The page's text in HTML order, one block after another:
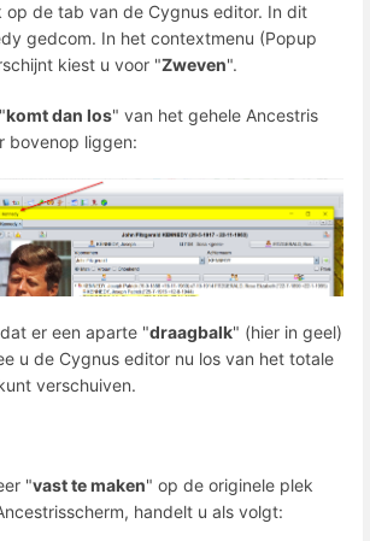
op de tab van de Cygnus editor. In dit
gedcom. In het contextmenu (Popup
kiest u voor "Zweven".
komt dan los" van het gehele Ancestris
bovenop liggen:
er een aparte "draagbalk" (hier in geel)
u de Cygnus editor nu los van het totale
verschuiven.
"vast te maken" op de originele plek
handelt u als volgt: